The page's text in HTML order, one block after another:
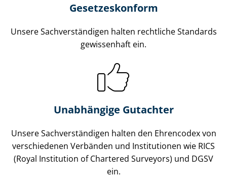
Gesetzes­konform
Unsere Sach­ver­stän­di­gen halten rechtliche Standards
gewissenhaft ein.
Unabhängige Gutachter
Unsere Sach­ver­stän­di­gen halten den Ehrencodex von
verschiedenen Verbänden und Institutionen wie RICS
(Royal Institution of Chartered Surveyors) und DGSV
ein.